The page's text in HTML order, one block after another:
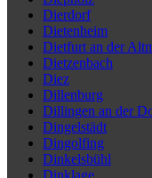
Dierdorf
Dietenheim
Dietfurt an der
Dietzenbach
Diez
Dillenburg
Dillingen an der
Dingelstädt
Dingolfing
Dinkelsbühl